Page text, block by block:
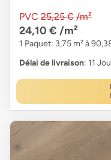
PVC 25,25 € /m²
24,10 € /m²
1 Paquet: 3,75 m² à
Délai de livraison: 11